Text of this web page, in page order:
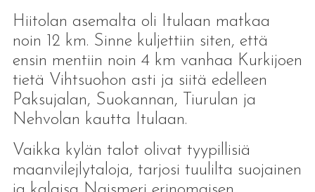
Hiitolan asemalta oli Itulaan matkaa
noin 12 km. Sinne kuljettiin siten, että
ensin mentiin noin 4 km vanhaa Kurkijoen
tietä Vihtsuohon asti ja siitä edelleen
Paksujalan, Suokannan, Tiurulan ja
Nehvolan kautta Itulaan.
Vaikka kylän talot olivat tyypillisiä
maanvilejlytaloja, tarjosi tuulilta suojainen